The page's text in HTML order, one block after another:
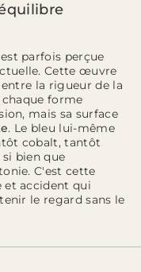
est parfois perçue
Cette œuvre
la rigueur de la
forme
mais sa surface
. Le bleu lui-même
cobalt, tantôt
bien que
C'est cette
et accident qui
le regard sans le